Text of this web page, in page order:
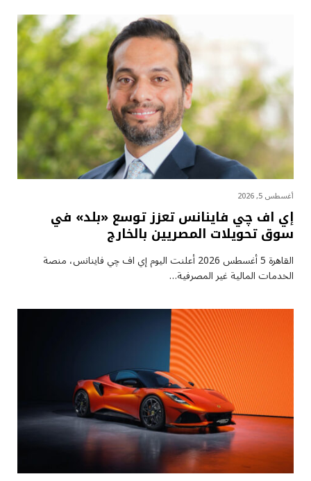
أغسطس 5, 2026
إي اف چي فاينانس تعزز توسع «بلد» في
سوق تحويلات المصريين بالخارج
القاهرة 5 أغسطس 2026 أعلنت اليوم إي اف چي فاينانس، منصة
الخدمات المالية غير المصرفية…